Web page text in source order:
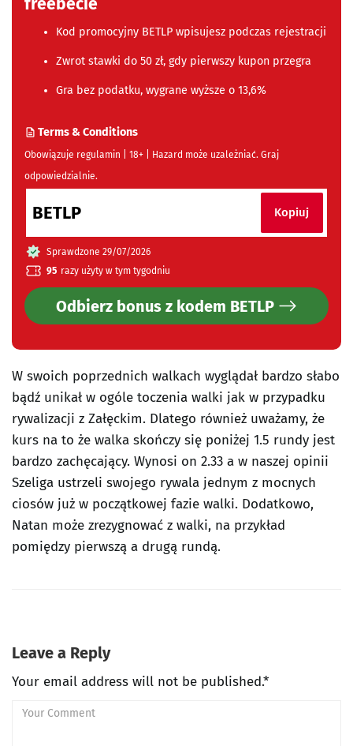
Kod promocyjny BETLP wpisujesz podczas rejestracji
Zwrot stawki do 50 zł, gdy pierwszy kupon przegra
Gra bez podatku, wygrane wyższe o 13,6%
Terms & Conditions
Obowiązuje regulamin | 18+ | Hazard może uzależniać. Graj
odpowiedzialnie.
BETLP Kopiuj
Sprawdzone 29/07/2026
95 razy użyty w tym tygodniu
Odbierz bonus z kodem BETLP
W swoich poprzednich walkach wyglądał bardzo słabo
bądź unikał w ogóle toczenia walki jak w przypadku
rywalizacji z Załęckim. Dlatego również uważamy, że
kurs na to że walka skończy się poniżej 1.5 rundy jest
bardzo zachęcający. Wynosi on 2.33 a w naszej opinii
Szeliga ustrzeli swojego rywala jednym z mocnych
ciosów już w początkowej fazie walki. Dodatkowo,
Natan może zrezygnować z walki, na przykład
pomiędzy pierwszą a drugą rundą.
Leave a Reply
Your email address will not be published.*